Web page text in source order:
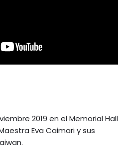
2019 en el Memorial Hall
Eva Caimari y sus